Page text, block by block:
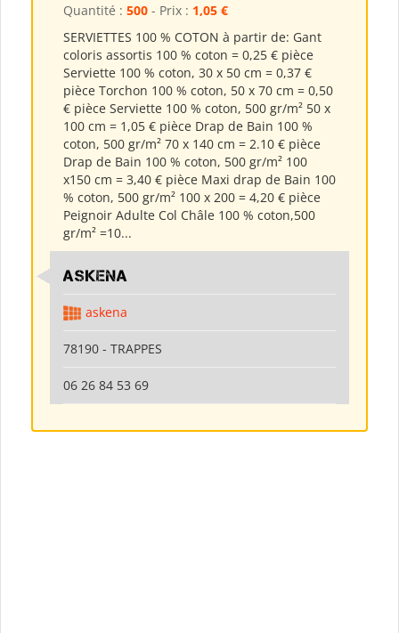
Quantité : 500 - Prix : 1,05 €
SERVIETTES 100 % COTON à partir de: Gant
coloris assortis 100 % coton = 0,25 € pièce
Serviette 100 % coton, 30 x 50 cm = 0,37 €
pièce Torchon 100 % coton, 50 x 70 cm = 0,50
€ pièce Serviette 100 % coton, 500 gr/m² 50 x
100 cm = 1,05 € pièce Drap de Bain 100 %
coton, 500 gr/m² 70 x 140 cm = 2.10 € pièce
Drap de Bain 100 % coton, 500 gr/m² 100
x150 cm = 3,40 € pièce Maxi drap de Bain 100
% coton, 500 gr/m² 100 x 200 = 4,20 € pièce
Peignoir Adulte Col Châle 100 % coton,500
gr/m² =10...
ASKENA
askena
78190 - TRAPPES
06 26 84 53 69